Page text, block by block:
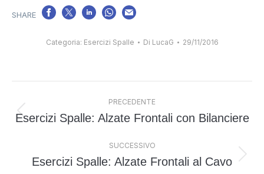
Categoria: Esercizi Spalle Di LucaG 29/11/2016
tra
PRECEDENTE
Post
Esercizi Spalle: Alzate Frontali con Bilanciere
SUCCESSIVO
Prossimo
Esercizi Spalle: Alzate Frontali al Cavo